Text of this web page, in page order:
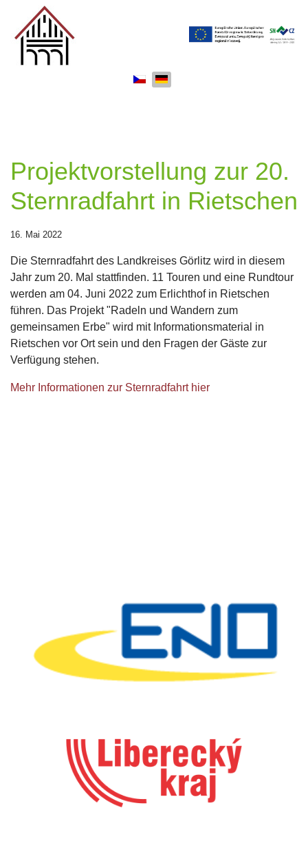
Projektvorstellung zur 20.
Sternradfahrt in Rietschen
16. Mai 2022
Die Sternradfahrt des Landkreises Görlitz wird in diesem
Jahr zum 20. Mal stattfinden. 11 Touren und eine Rundtour
werden am 04. Juni 2022 zum Erlichthof in Rietschen
führen. Das Projekt "Radeln und Wandern zum
gemeinsamen Erbe" wird mit Informationsmaterial in
Rietschen vor Ort sein und den Fragen der Gäste zur
Verfügung stehen.
Mehr Informationen zur Sternradfahrt hier